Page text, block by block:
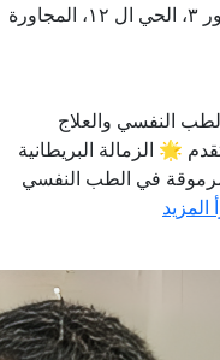
كونتيننتال جاردنز، الدور ٣، الحي ال ١٢، المجاورة
النفسي والعلاج
🌟 الزمالة البريطانية
في الطب النفسي
المزيد